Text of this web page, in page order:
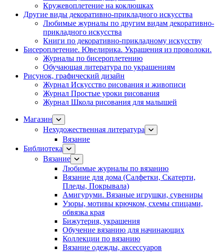
Кружевоплетение на коклюшках
Другие виды декоративно-прикладного искусства
Любимые журналы по другим видам декоративно-
прикладного искусства
Книги по декоративно-прикладному искусству
Бисероплетение. Ювелирика. Украшения из проволоки.
Журналы по бисероплетению
Обучающая литература по украшениям
Рисунок, графический дизайн
Журнал Искусство рисования и живописи
Журнал Простые уроки рисования
Журнал Школа рисования для малышей
Магазин
Нехудожественная литература
Вязание
Библиотека
Вязание
Любимые журналы по вязанию
Вязание для дома (Салфетки, Скатерти,
Пледы, Покрывала)
Амигуруми. Вязаные игрушки, сувениры
Узоры, мотивы крючком, схемы спицами,
обвязка края
Бижутерия, украшения
Обучение вязанию для начинающих
Коллекции по вязанию
Вязание одежды, аксессуаров